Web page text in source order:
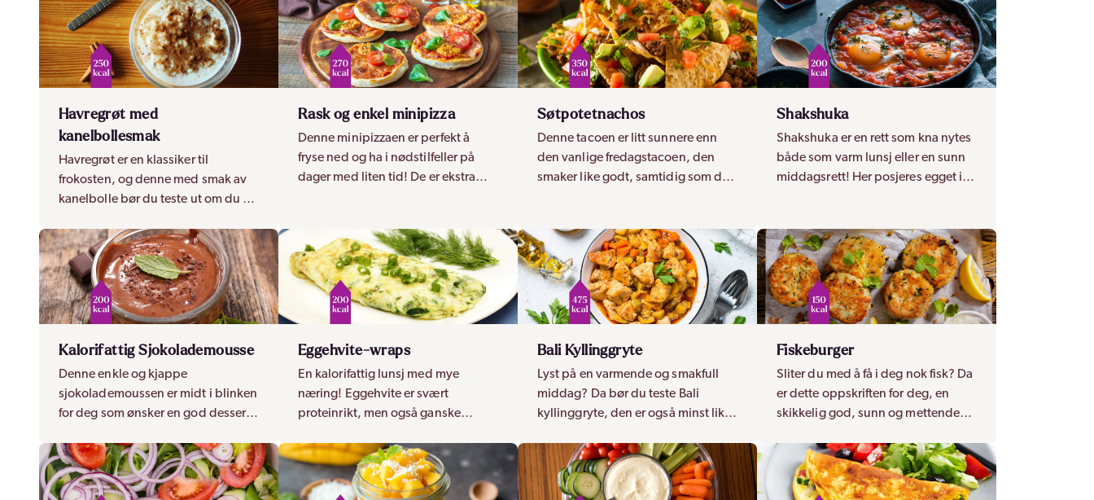
Havregrøt med
kanelbollesmak
Havregrøt er en klassiker til
frokosten, og denne med smak av
kanelbolle bør du teste ut om du er
grøten!
Rask og enkel minipizza
Denne minipizzaen er perfekt å
fryse ned og ha i nødstilfeller på
dager med liten tid! De er ekstra
cheese.
Søtpotetnachos
Denne tacoen er litt sunnere enn
den vanlige fredagstacoen, den
smaker like godt, samtidig som den
Shakshuka
Shakshuka er en rett som kna nytes
både som varm lunsj eller en sunn
middagsrett! Her posjeres egget i
Kalorifattig Sjokolademousse
Denne enkle og kjappe
sjokolademoussen er midt i blinken
for deg som ønsker en god dessert
og fyldig, men med få kalorier.
Eggehvite-wraps
En kalorifattig lunsj med mye
næring! Eggehvite er svært
proteinrikt, men også ganske
ønsker å spare kalorier!
Bali Kyllinggryte
Lyst på en varmende og smakfull
middag? Da bør du teste Bali
kyllinggryte, den er også minst like
kjøleskap!
Fiskeburger
Sliter du med å få i deg nok fisk? Da
er dette oppskriften for deg, en
skikkelig god, sunn og mettende